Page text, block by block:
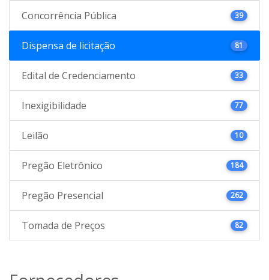
Concorrência Pública 39
Dispensa de licitação 81
Edital de Credenciamento 33
Inexigibilidade 77
Leilão 10
Pregão Eletrônico 184
Pregão Presencial 262
Tomada de Preços 82